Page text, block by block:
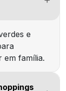
e
em família.